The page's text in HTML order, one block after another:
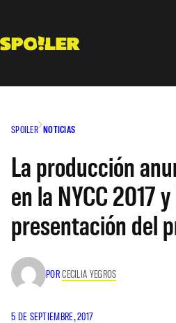
contenido
SPOILER NOTICIAS
La producción
en la NYCC 2017
presentación del
PORCECILIA YEGROS
5 DE SEPTIEMBRE, 2017